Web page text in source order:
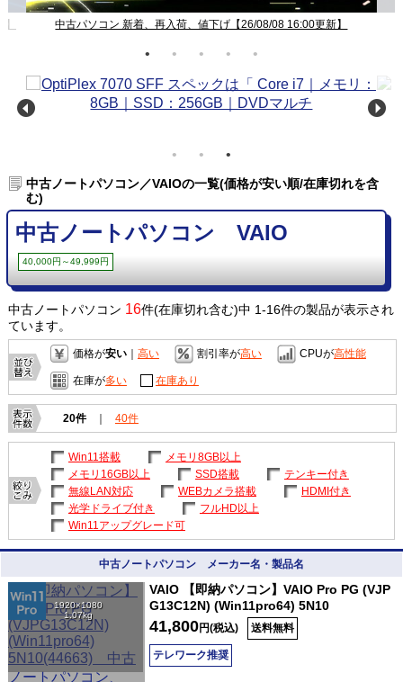
中古パソコン 新着、再入荷、値下げ【26/08/08 16:00更新】
中古ノートパソコン／VAIOの一覧(価格が安い順/在庫切れを含
む)
中古ノートパソコン VAIO
40,000円～49,999円
中古ノートパソコン 16件(在庫切れ含む)中 1-16件の製品が表示され
ています。
価格が安い｜ 高い 割引率が高い CPUが高性能
在庫が多い 在庫あり
20件 ｜ 40件
Win11搭載
メモリ8GB以上
メモリ16GB以上
SSD搭載
テンキー付き
無線LAN対応
WEBカメラ搭載
HDMI付き
光学ドライブ付き
フルHD以上
Win11アップグレード可
中古ノートパソコン メーカー名・製品名
1920×1080
1.07kg
VAIO 【即納パソコン】VAIO Pro PG (VJP
G13C12N) (Win11pro64) 5N10
41,800円(税込) 送料無料
テレワーク推奨